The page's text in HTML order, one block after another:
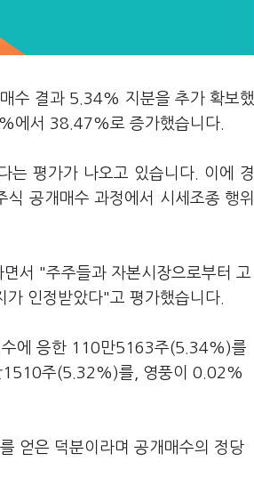
수 결과 5.34% 지분을 추가 확보했
에서 38.47%로 증가했습니다.
는 평가가 나오고 있습니다. 이에 경
공개매수 과정에서 시세조종 행위
서 "주주들과 자본시장으로부터 고
인정받았다"고 평가했습니다.
수에 응한 110만5163주(5.34%)를
1510주(5.32%)를, 영풍이 0.02%
얻은 덕분이라며 공개매수의 정당